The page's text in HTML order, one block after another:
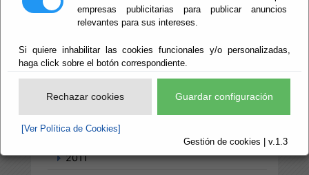
empresas publicitarias para publicar anuncios
relevantes para sus intereses.
Si quiere inhabilitar las cookies funcionales y/o personalizadas,
haga click sobre el botón correspondiente.
Rechazar cookies Guardar configuración
[Ver Política de Cookies]
Gestión de cookies | v.1.3
2005
2007
2010
2011